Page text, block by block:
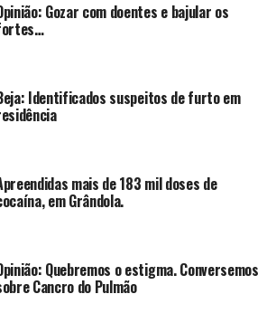
Gozar com doentes e bajular os
Identificados suspeitos de furto em
mais de 183 mil doses de
em Grândola.
Quebremos o estigma. Conversemos
Cancro do Pulmão